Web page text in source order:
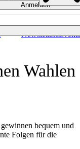
NewslettersEvents
Anmelden
Wahlen
bequem und
Folgen für die